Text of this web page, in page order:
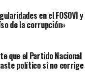
en el FOSOVI y
de la corrupción»
que el Partido Nacional
político si no corrige